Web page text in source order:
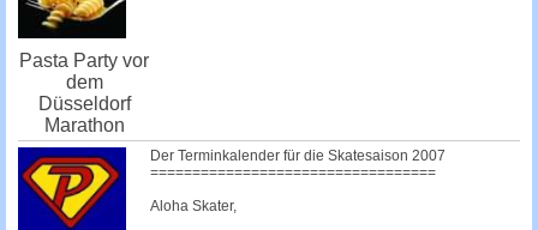
Pasta Party vor
dem
Düsseldorf
Marathon
Der Terminkalender für die Skatesaison 2007
==================================
Aloha Skater,